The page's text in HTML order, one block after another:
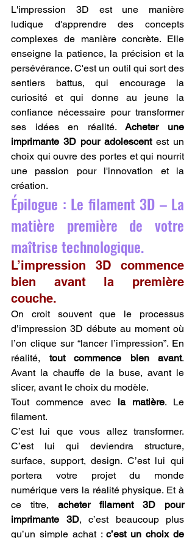
L'impression 3D est une manière
ludique d'apprendre des concepts
complexes de manière concrète. Elle
enseigne la patience, la précision et la
persévérance. C'est un outil qui sort des
sentiers battus, qui encourage la
curiosité et qui donne au jeune la
confiance nécessaire pour transformer
ses idées en réalité. Acheter une
imprimante 3D pour adolescent est un
choix qui ouvre des portes et qui nourrit
une passion pour l'innovation et la
création.
Épilogue : Le filament 3D – La
matière première de votre
maîtrise technologique.
L’impression 3D commence
bien avant la première
couche.
On croit souvent que le processus
d’impression 3D débute au moment où
l’on clique sur “lancer l’impression”. En
réalité, tout commence bien avant.
Avant la chauffe de la buse, avant le
slicer, avant le choix du modèle.
Tout commence avec la matière. Le
filament.
C’est lui que vous allez transformer.
C’est lui qui deviendra structure,
surface, support, design. C’est lui qui
portera votre projet du monde
numérique vers la réalité physique. Et à
ce titre, acheter filament 3D pour
imprimante 3D, c’est beaucoup plus
qu’un simple achat : c’est un choix de